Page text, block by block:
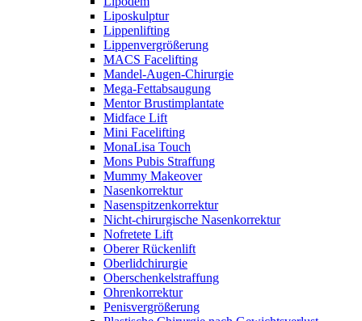
Liposkulptur
Lippenlifting
Lippenvergrößerung
MACS Facelifting
Mandel-Augen-Chirurgie
Mega-Fettabsaugung
Mentor Brustimplantate
Midface Lift
Mini Facelifting
MonaLisa Touch
Mons Pubis Straffung
Mummy Makeover
Nasenkorrektur
Nasenspitzenkorrektur
Nicht-chirurgische Nasenkorrektur
Nofretete Lift
Oberer Rückenlift
Oberlidchirurgie
Oberschenkelstraffung
Ohrenkorrektur
Penisvergrößerung